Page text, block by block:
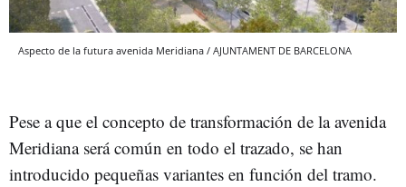
Aspecto de la futura avenida Meridiana / AJUNTAMENT DE BARCELONA
Pese a que el concepto de transformación de la avenida
Meridiana será común en todo el trazado, se han
introducido pequeñas variantes en función del tramo.